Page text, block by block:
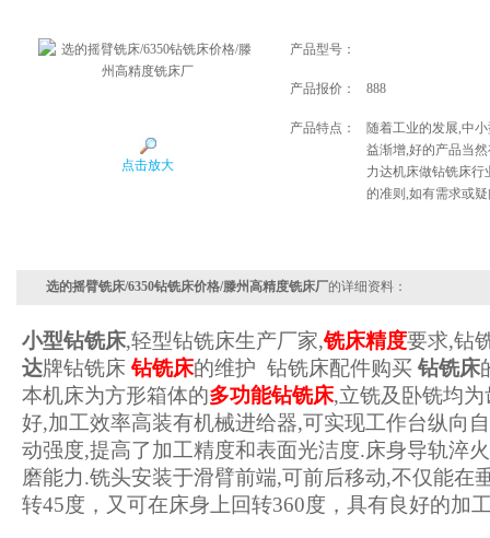
点击放大
产品型号：
产品报价： 888
产品特点：
随着工业的发展,中
益渐增,好的产品当
力达机床做钻铣床行
的准则,如有需求或
选的摇臂铣床/6350钻铣床价格/滕州高精度铣床厂的详细资料：
小型钻铣床,轻型钻铣床生产厂家,铣床精度要求,钻
达牌钻铣床钻铣床的维护 钻铣床配件购买 钻铣床
本机床为方形箱体的多功能钻铣床,立铣及卧铣均
好,加工效率高装有机械进给器,可实现工作台纵向
动强度,提高了加工精度和表面光洁度.床身导轨淬
磨能力.铣头安装于滑臂前端,可前后移动,不仅能在
转45度，又可在床身上回转360度，具有良好的加